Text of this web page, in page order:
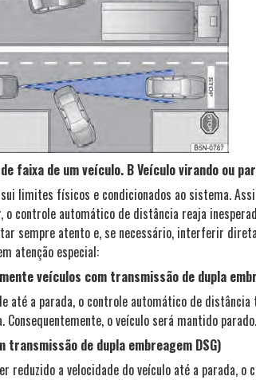
faixa de um veículo. B Veículo virando ou
limites físicos e condicionados ao sistema.
o controle automático de distância reaja
sempre atento e, se necessário, interferir
atenção especial:
veículos com transmissão de dupla
até a parada, o controle automático de distância
o veículo será mantido parado.
de dupla embreagem DSG)
reduzido a velocidade do veículo até a parada, o